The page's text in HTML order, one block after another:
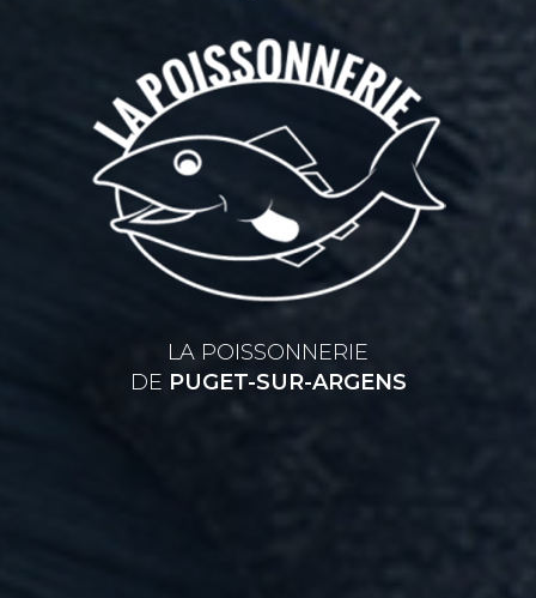
LA POISSONNERIE
DE PUGET-SUR-ARGENS